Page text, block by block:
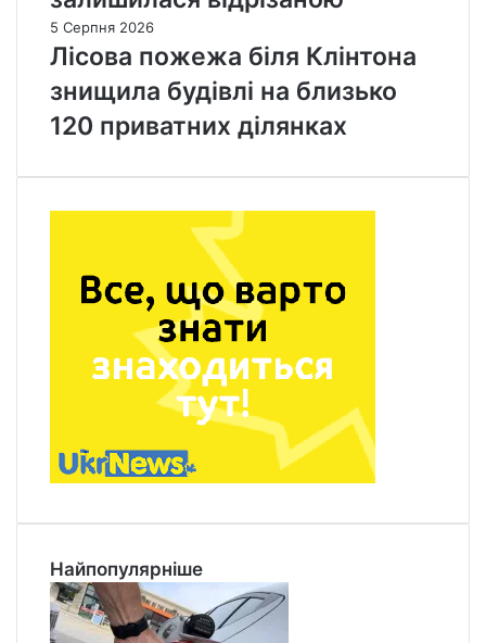
5 Серпня 2026
Лісова пожежа біля Клінтона
знищила будівлі на близько
120 приватних ділянках
Найпопулярніше